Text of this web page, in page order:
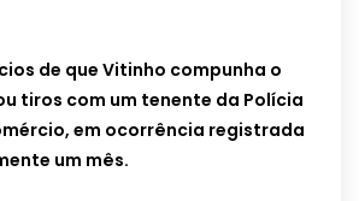
de que Vitinho compunha o
tiros com um tenente da Polícia
em ocorrência registrada
um mês.